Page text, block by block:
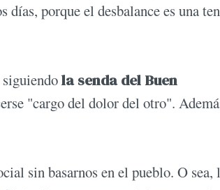
días, porque el desbalance es una
la senda del Buen
"cargo del dolor del otro".
sin basarnos en el pueblo. O sea,